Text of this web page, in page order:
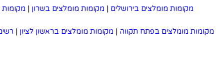
מקומות מומלצים בשרון|מקומות מומלצים בתל אביב|
|מקומות מומלצים בראשון לציון |רשימת כל המקומות המומלצים |